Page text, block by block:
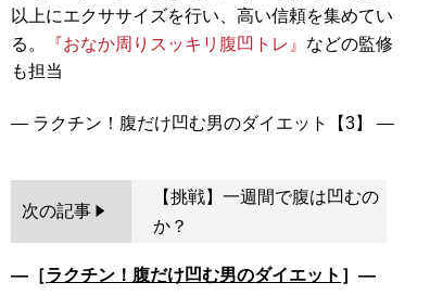
以上にエクササイズを行い、高い信頼を集めてい
る。
『おなか周りスッキリ腹凹トレ』 などの監修
も担当
次の記事
【挑戦】一週間で腹は凹むの
か？
―［ラクチン！腹だけ凹む男のダイエット ］―